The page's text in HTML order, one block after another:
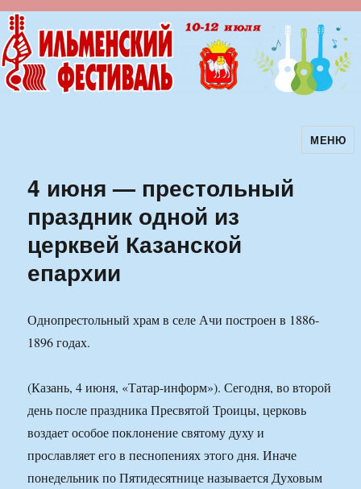
Ильменский фестиваль авторской
песни
МЕНЮ
4 июня — престольный
праздник одной из
церквей Казанской
епархии
Однопрестольный храм в селе Ачи построен в 1886-
1896 годах.
(Казань, 4 июня, «Татар-информ»). Сегодня, во второй
день после праздника Пресвятой Троицы, церковь
воздает особое поклонение святому духу и
прославляет его в песнопениях этого дня. Иначе
понедельник по Пятидесятнице называется Духовым